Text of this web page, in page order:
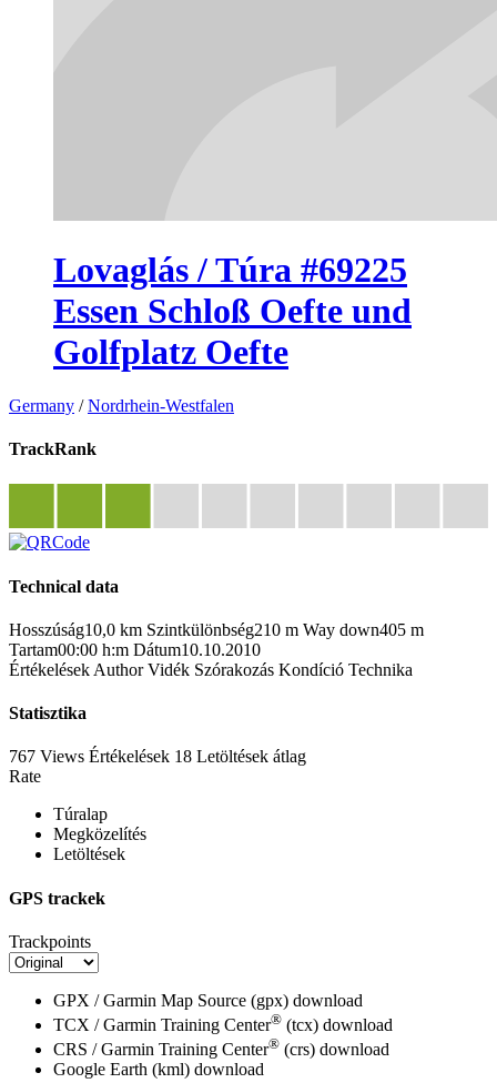
Lovaglás / Túra #69225
Essen Schloß Oefte und
Golfplatz Oefte
Germany /Nordrhein-Westfalen
TrackRank
Technical data
Hosszúság10,0 km Szintkülönbség210 m Way down405 m
Tartam00:00 h:m Dátum10.10.2010
Értékelések Author Vidék Szórakozás Kondíció Technika
Statisztika
767 Views Értékelések 18 Letöltések átlag
Rate
Túralap
Megközelítés
Letöltések
GPS trackek
Trackpoints
GPX / Garmin Map Source (gpx) download
TCX / Garmin Training Center® (tcx) download
CRS / Garmin Training Center® (crs) download
Google Earth (kml) download